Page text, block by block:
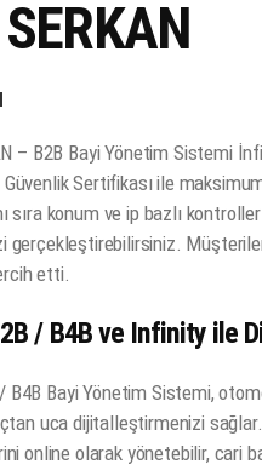
– B2B Bayi Yönetim Sistemi
Güvenlik Sertifikası ile
sıra konum ve ip bazlı
gerçekleştirebilirsiniz.
etti.
/ B4B ve Infinity ile
B4B Bayi Yönetim Sistemi,
uca dijitalleştirmenizi
online olarak yönetebilir, cari